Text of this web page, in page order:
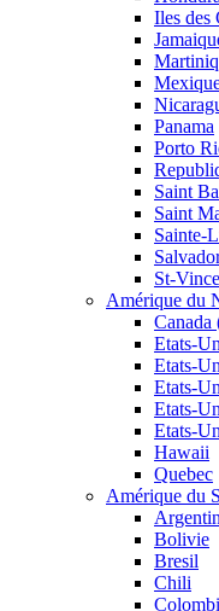
Iles des
Panama
Porto
Saint
Saint
Sainte-
St-
Amérique du
Canada
Etats-
Etats-
Etats-
Etats-
Etats-
Hawaii
Quebec
Amérique du
Bolivie
Bresil
Chili